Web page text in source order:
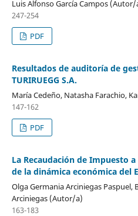
Luis Alfonso García Campos (Autor/
247-254
PDF
Resultados de auditoría de
TURIRUEGG S.A.
María Cedeño, Natasha Farachio,
147-162
PDF
La Recaudación de Impuesto
de la dinámica económica del
Olga Germania Arciniegas Paspuel,
Arciniegas (Autor/a)
163-183